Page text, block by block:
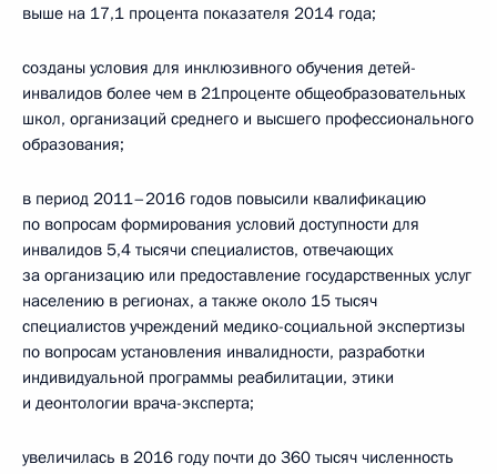
выше на 17,1 процента показателя 2014 года;
созданы условия для инклюзивного обучения детей-
инвалидов более чем в 21проценте общеобразовательных
школ, организаций среднего и высшего профессионального
образования;
в период 2011–2016 годов повысили квалификацию
по вопросам формирования условий доступности для
инвалидов 5,4 тысячи специалистов, отвечающих
за организацию или предоставление государственных услуг
населению в регионах, а также около 15 тысяч
специалистов учреждений медико-социальной экспертизы
по вопросам установления инвалидности, разработки
индивидуальной программы реабилитации, этики
и деонтологии врача-эксперта;
увеличилась в 2016 году почти до 360 тысяч численность